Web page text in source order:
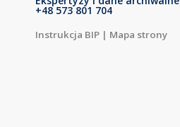
+48 573 801 704
Instrukcja BIP | Mapa strony